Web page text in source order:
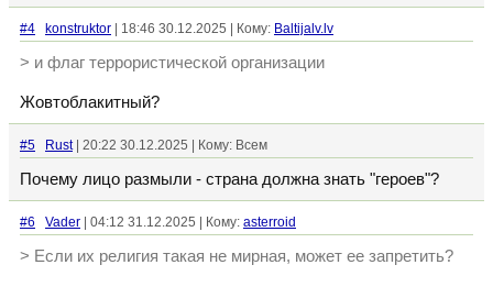
#4 konstruktor | 18:46 30.12.2025 | Кому: Baltijalv.lv
> и флаг террористической организации
Жовтоблакитный?
#5 Rust| 20:22 30.12.2025 | Кому: Всем
Почему лицо размыли - страна должна знать "героев"?
#6 Vader | 04:12 31.12.2025 | Кому: asterroid
> Если их религия такая не мирная, может ее запретить?